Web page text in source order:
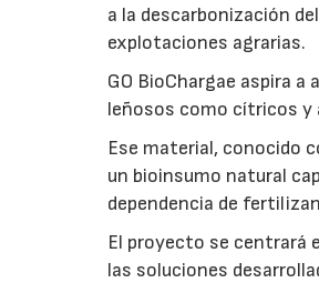
a la descarbonización
explotaciones agrarias.
GO BioChargae aspira
leñosos como cítricos y
Ese material, conocido
un bioinsumo natural
dependencia de
El proyecto se centrará
las soluciones